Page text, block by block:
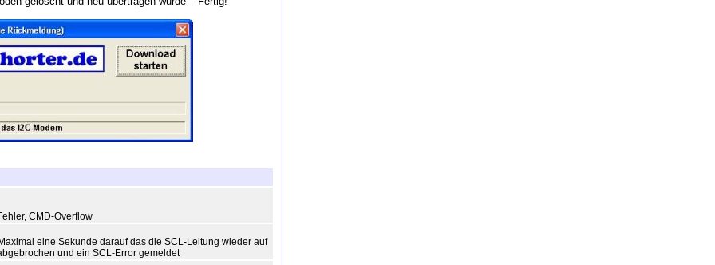
CMD-Overflow
eine Sekunde darauf das die SCL-Leitung wieder auf
und ein SCL-Error gemeldet